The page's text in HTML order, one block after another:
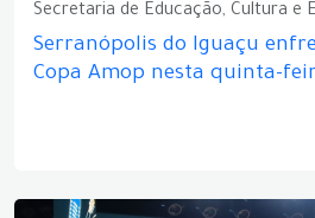
Secretaria de Educação, Cultura e
Serranópolis do Iguaçu
Copa Amop nesta quinta-